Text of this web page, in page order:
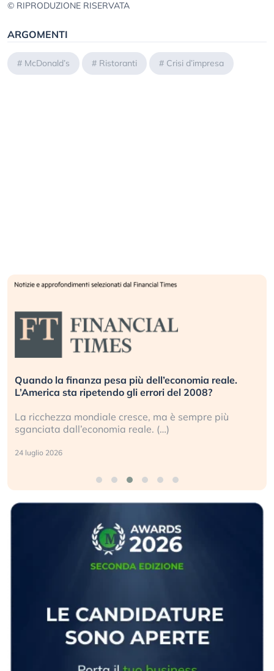
© RIPRODUZIONE RISERVATA
ARGOMENTI
# McDonald’s # Ristoranti # Crisi d’impresa
Quando la finanza pesa più dell’economia reale.
L’America sta ripetendo gli errori del 2008?
La ricchezza mondiale cresce, ma è sempre più
sganciata dall’economia reale. (…)
24 luglio 2026